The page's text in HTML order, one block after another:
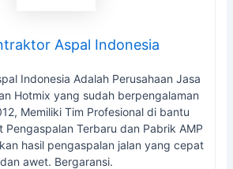
Aspal Indonesia
Indonesia Adalah Perusahaan Jasa
Hotmix yang sudah berpengalaman
Memiliki Tim Profesional di bantu
Pengaspalan Terbaru dan Pabrik AMP
hasil pengaspalan jalan yang cepat
dan awet. Bergaransi.